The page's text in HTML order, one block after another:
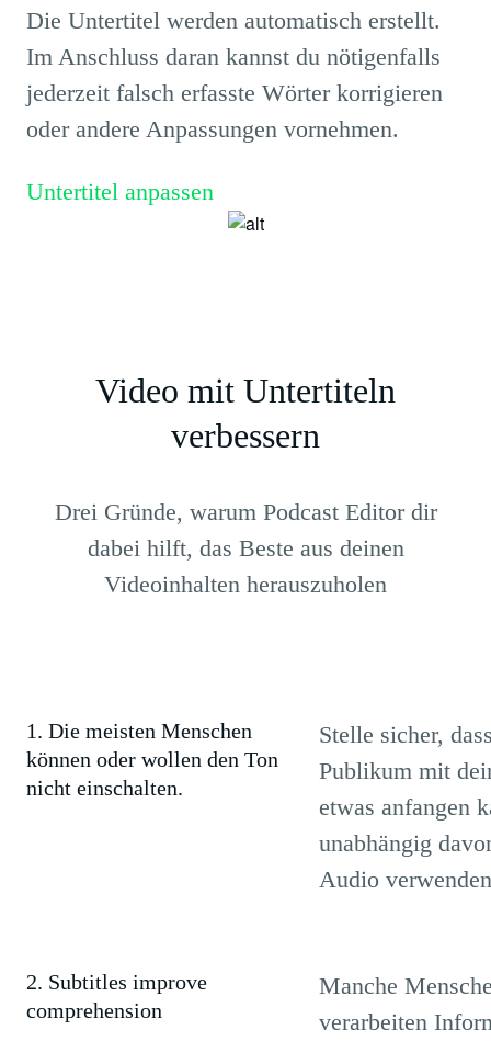
Die Untertitel werden automatisch erstellt.
Im Anschluss daran kannst du nötigenfalls
jederzeit falsch erfasste Wörter korrigieren
oder andere Anpassungen vornehmen.
Untertitel anpassen
Video mit Untertiteln
verbessern
Drei Gründe, warum Podcast Editor dir
dabei hilft, das Beste aus deinen
Videoinhalten herauszuholen
1. Die meisten Menschen
können oder wollen den Ton
nicht einschalten.
Stelle sicher,
Publikum mit
etwas anfangen
unabhängig
Audio
2. Subtitles improve
comprehension
Manche
verarbeiten